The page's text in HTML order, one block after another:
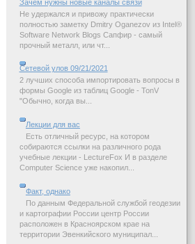
Зачем нужны новые каналы связи
Не удержался и привожу практически
полностью заметку Dmitry Oganezov из Intel®
Software Network Blogs Сапфир - самый
прочный металл, или чт...
Сетевой улов 09/21/2021
2 лучших способа импортировать вопросы в
формы Google из таблиц Google - TonV
"Обычно, когда вы...
Лекции для вас
Есть отличный ресурс, на котором
собираются ссылки на различного рода
учебные лекции - LectureFox И в разделе
Computer Science уже накопил...
Факт, однако
По данным Федеральной службой геодезии
и картографии России центр России
расположен в Красноярском крае на
территории Эвенкийского муниципал...